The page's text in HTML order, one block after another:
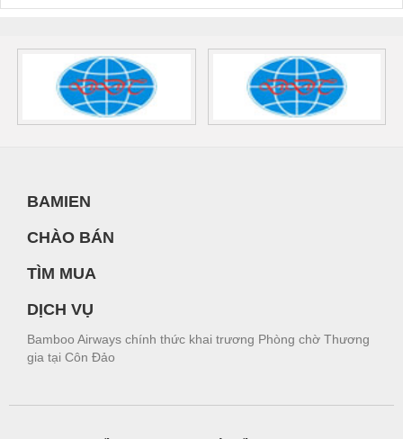
BAMIEN
CHÀO BÁN
TÌM MUA
DỊCH VỤ
Bamboo Airways chính thức khai trương Phòng chờ Thương
gia tại Côn Đảo